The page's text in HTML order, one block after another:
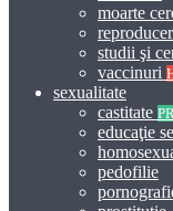
moarte
studii şi
vaccinuri
sexualitate
castitate
educaţie
pedofilie